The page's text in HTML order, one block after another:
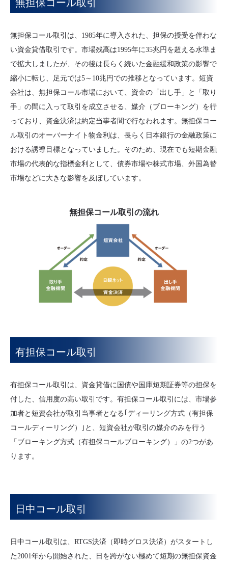
無担保コール取引
無担保コール取引は、1985年に導入された、担保の授受を伴わな
い資金貸借取引です。市場残高は1995年に35兆円を超える水準ま
で拡大しましたが、その後は長らく続いた金融緩和政策の影響で
縮小に転じ、足元では5～10兆円での推移となっています。短資
会社は、無担保コール市場において、資金の「出し手」と「取り
手」の間に入って取引を成立させる、媒介（ブローキング）を行
っており、資金決済は約定当事者間で行なわれます。無担保コー
ル取引のオーバーナイト物金利は、長らく日本銀行の金融政策に
おける誘導目標となっていました。そのため、現在でも短期金融
市場の代表的な指標金利として、債券市場や株式市場、外国為替
市場などに大きな影響を及ぼしています。
無担保コール取引の流れ
有担保コール取引
有担保コール取引は、資金貸借に国債や国庫短期証券等の担保を
付した、信用度の高い取引です。有担保コール取引には、市場参
加者と短資会社が取引当事者となる｢ディーリング方式（有担保
コールディーリング）｣と、短資会社が取引の媒介のみを行う
「ブローキング方式（有担保コールブローキング）」の2つがあ
ります。
日中コール取引
日中コール取引は、RTGS決済（即時グロス決済）がスタートし
た2001年から開始された、日を跨がない極めて短期の無担保資金